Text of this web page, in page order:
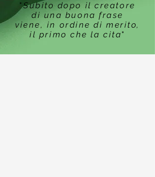
"Subito dopo il creatore
di una buona frase
viene, in ordine di merito,
il primo che la cita"